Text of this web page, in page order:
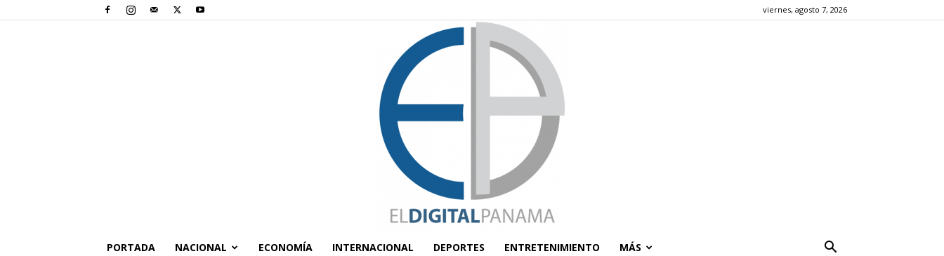
viernes, agosto 7, 2026
PORTADA NACIONAL ECONOMÍA INTERNACIONAL DEPORTES ENTRETENIMIENTO MÁS